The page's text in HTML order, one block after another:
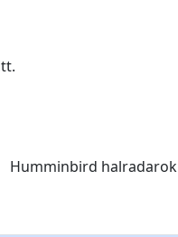
Humminbird halradarok